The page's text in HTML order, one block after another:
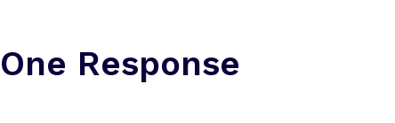
One Response